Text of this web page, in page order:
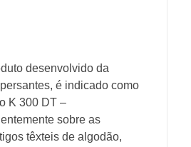
desenvolvido da
é indicado como
K 300 DT –
sobre as
têxteis de algodão,